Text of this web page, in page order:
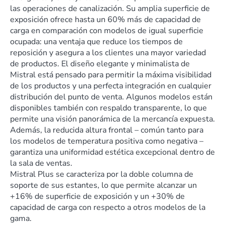
las operaciones de canalización. Su amplia superficie de
exposición ofrece hasta un 60% más de capacidad de
carga en comparación con modelos de igual superficie
ocupada: una ventaja que reduce los tiempos de
reposición y asegura a los clientes una mayor variedad
de productos. El diseño elegante y minimalista de
Mistral está pensado para permitir la máxima visibilidad
de los productos y una perfecta integración en cualquier
distribución del punto de venta. Algunos modelos están
disponibles también con respaldo transparente, lo que
permite una visión panorámica de la mercancía expuesta.
Además, la reducida altura frontal – común tanto para
los modelos de temperatura positiva como negativa –
garantiza una uniformidad estética excepcional dentro de
la sala de ventas.
Mistral Plus se caracteriza por la doble columna de
soporte de sus estantes, lo que permite alcanzar un
+16% de superficie de exposición y un +30% de
capacidad de carga con respecto a otros modelos de la
gama.